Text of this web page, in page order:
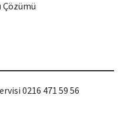
Çözümü
0216 471 59 56